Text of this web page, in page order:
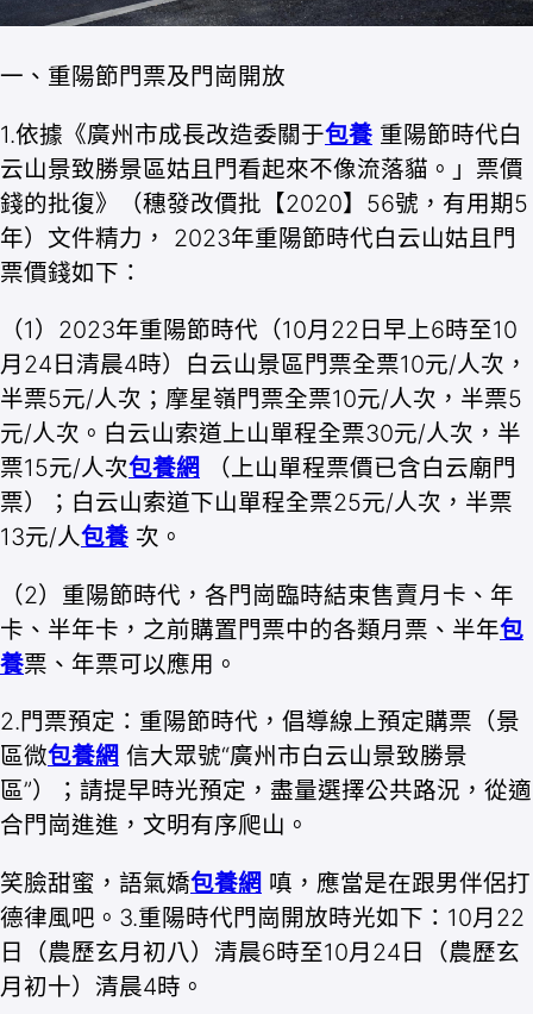
一、重陽節門票及門崗開放
1.依據《廣州市成長改造委關于包養 重陽節時代白
云山景致勝景區姑且門看起來不像流落貓。」票價
錢的批復》（穗發改價批【2020】56號，有用期5
年）文件精力， 2023年重陽節時代白云山姑且門
票價錢如下：
（1）2023年重陽節時代（10月22日早上6時至10
月24日清晨4時）白云山景區門票全票10元/人次，
半票5元/人次；摩星嶺門票全票10元/人次，半票5
元/人次。白云山索道上山單程全票30元/人次，半
票15元/人次包養網
（上山單程票價已含白云廟門
票）；白云山索道下山單程全票25元/人次，半票
13元/人包養 次。
（2）重陽節時代，各門崗臨時結束售賣月卡、年
卡、半年卡，之前購置門票中的各類月票、半年包
養票、年票可以應用。
2.門票預定：重陽節時代，倡導線上預定購票（景
區微包養網 信大眾號“廣州市白云山景致勝景
區”）；請提早時光預定，盡量選擇公共路況，從適
合門崗進進，文明有序爬山。
笑臉甜蜜，語氣嬌包養網 嗔，應當是在跟男伴侶打
德律風吧。3.重陽時代門崗開放時光如下：10月22
日（農歷玄月初八）清晨6時至10月24日（農歷玄
月初十）清晨4時。